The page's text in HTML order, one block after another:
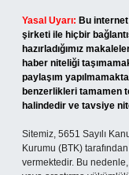
Yasal Uyarı: Bu
şirketi ile hiçbir
hazırladığımız
haber niteliği
paylaşım
benzerlikleri tamamen
halindedir ve tavsiye
Sitemiz, 5651 Sayılı
Kurumu (BTK)
vermektedir. Bu